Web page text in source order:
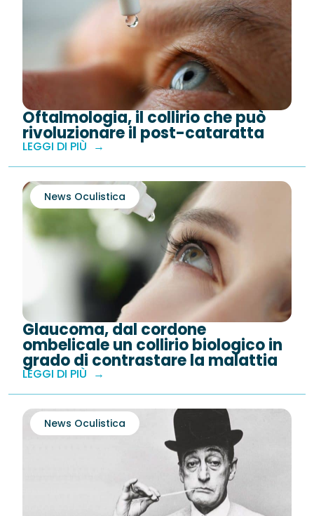
Oftalmologia, il collirio che può
rivoluzionare il post-cataratta
LEGGI DI PIÙ
Glaucoma, dal cordone
ombelicale un collirio biologico in
grado di contrastare la malattia
News Oculistica
LEGGI DI PIÙ
News Oculistica